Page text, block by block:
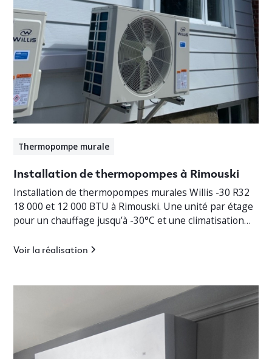
Thermopompe murale
Installation de thermopompes à Rimouski
Installation de thermopompes murales Willis -30 R32
18 000 et 12 000 BTU à Rimouski. Une unité par étage
pour un chauffage jusqu’à -30°C et une climatisation
Voir la réalisation